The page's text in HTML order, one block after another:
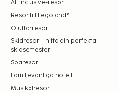
All Inclusive-resor
Resor till Legoland®
Öluffarresor
Skidresor – hitta din perfekta
skidsemester
Sparesor
Familjevänliga hotell
Musikalresor